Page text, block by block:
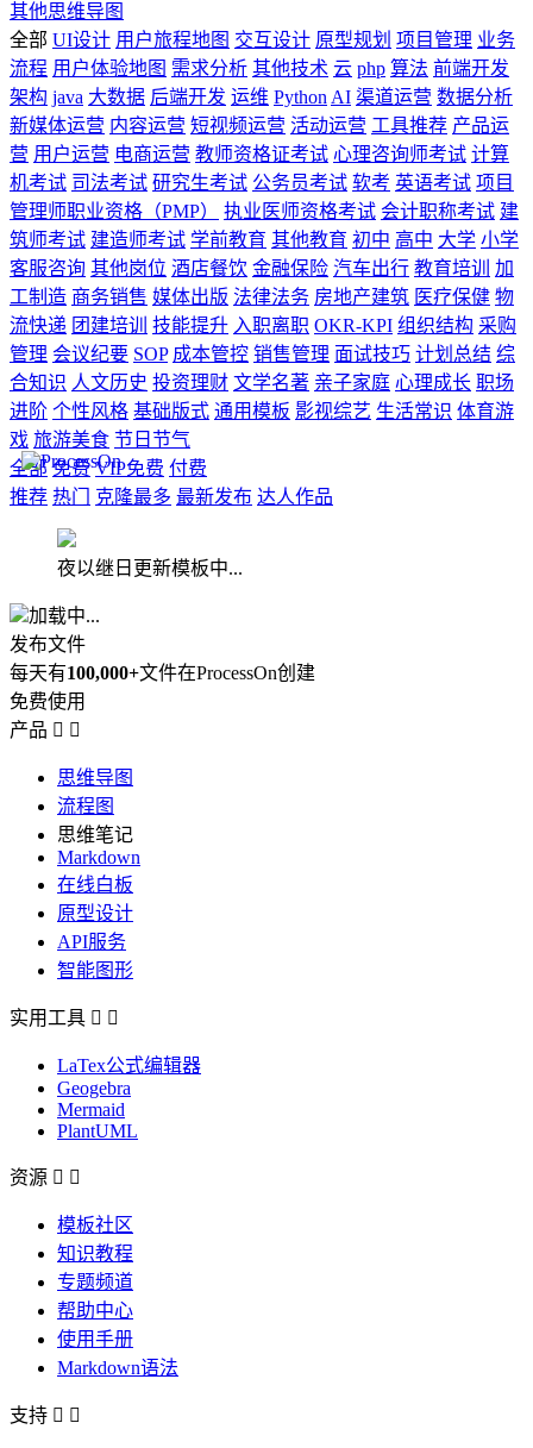
其他思维导图
全部 UI设计 用户旅程地图 交互设计 原型规划 项目管理 业务
流程 用户体验地图 需求分析 其他技术 云 php 算法 前端开发
架构 java 大数据 后端开发 运维 Python AI 渠道运营 数据分析
新媒体运营 内容运营 短视频运营 活动运营 工具推荐 产品运
营 用户运营 电商运营 教师资格证考试 心理咨询师考试 计算
机考试 司法考试 研究生考试 公务员考试 软考 英语考试 项目
管理师职业资格（PMP）
执业医师资格考试 会计职称考试 建
筑师考试 建造师考试 学前教育 其他教育 初中 高中 大学 小学
客服咨询 其他岗位 酒店餐饮 金融保险 汽车出行 教育培训
加
工制造 商务销售 媒体出版 法律法务 房地产建筑 医疗保健 物
流快递 团建培训 技能提升 入职离职 OKR-KPI 组织结构 采购
管理 会议纪要 SOP 成本管控 销售管理 面试技巧 计划总结 综
合知识 人文历史 投资理财 文学名著 亲子家庭 心理成长 职场
进阶 个性风格 基础版式 通用模板 影视综艺 生活常识 体育游
戏 旅游美食 节日节气
全部 免费 VIP免费 付费
推荐 热门 克隆最多 最新发布 达人作品
夜以继日更新模板中...
加载中...
发布文件
每天有100,000+文件在ProcessOn创建
免费使用
产品  
思维导图
流程图
思维笔记
Markdown
在线白板
原型设计
API服务
智能图形
实用工具  
LaTex公式编辑器
Geogebra
Mermaid
PlantUML
资源  
模板社区
知识教程
专题频道
帮助中心
使用手册
Markdown语法
支持  